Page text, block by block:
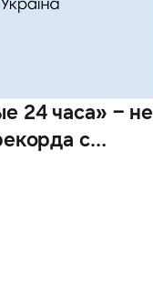
24 часа» – не
с